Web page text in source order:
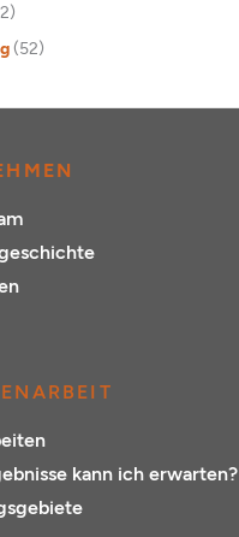
(52)
kann ich erwarten?